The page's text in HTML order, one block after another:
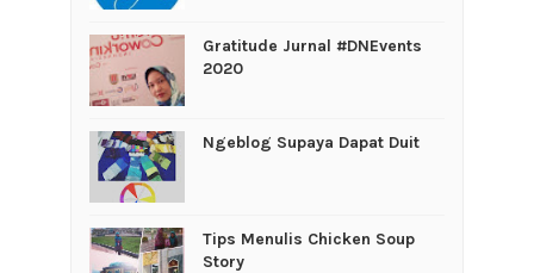
Gratitude Jurnal #DNEvents
2020
Ngeblog Supaya Dapat Duit
Tips Menulis Chicken Soup
Story